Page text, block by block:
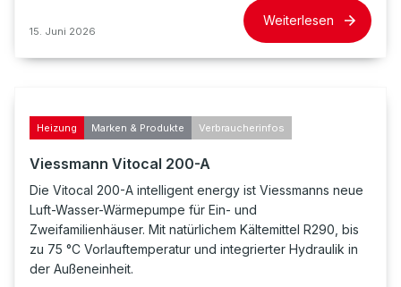
15. Juni 2026
Weiterlesen
Heizung Marken & Produkte Verbraucherinfos
Viessmann Vitocal 200-A
Die Vitocal 200-A intelligent energy ist Viessmanns neue
Luft-Wasser-Wärmepumpe für Ein- und
Zweifamilienhäuser. Mit natürlichem Kältemittel R290, bis
zu 75 °C Vorlauftemperatur und integrierter Hydraulik in
der Außeneinheit.